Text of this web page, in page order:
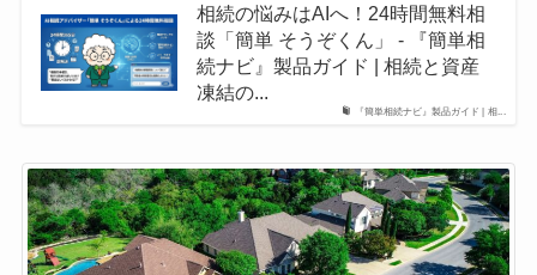
『簡単相続ナビ』製品ガイド | 相...
相続の悩みはAIへ！24時間無料相
談「簡単 そうぞくん」 - 『簡単相
続ナビ』製品ガイド | 相続と資産
凍結の...